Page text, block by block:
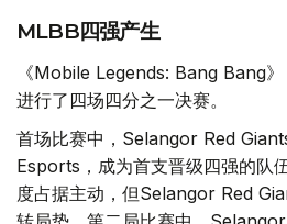
MLBB四强产生
《Mobile Legends: Bang Bang
进行了四场四分之一决赛。
首场比赛中，Selangor Red
Esports，成为首支晋级四强的队
度占据主动，但Selangor Red